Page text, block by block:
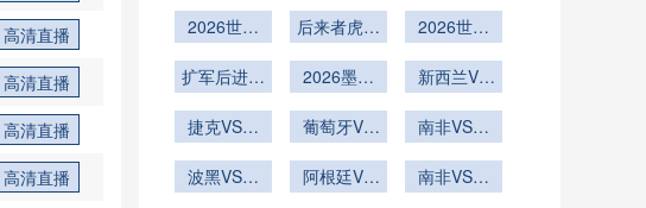
高清直播
高清直播
高清直播
高清直播
的跨国友谊
2026世界
16球纪录
久
后来者虎视
2026世界
能否突破
扩军后进攻
2026墨美
组赛末轮打
球队心理负
新西兰VS
西兰VS埃
捷克VS墨
VS墨西哥
葡萄牙VS
坦直播葡萄
南非VS韩
韩国直播
波黑VS卡
阿根廷VS
南非VS韩